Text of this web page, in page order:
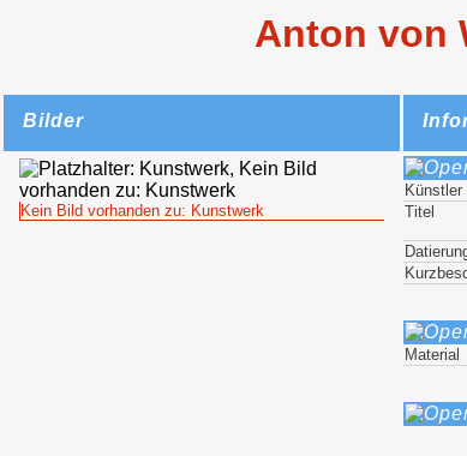
Anton von
Bilder
Kein Bild vorhanden zu: Kunstwerk
Künstler
Titel
Material